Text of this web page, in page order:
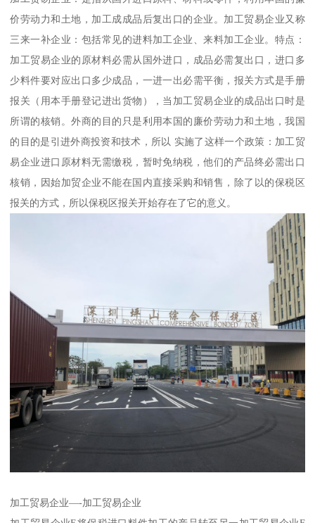
价劳动力和土地，加工成成品后复出口的企业。加工贸易企业又称
三来一补企业：包括常见的进料加工企业、来料加工企业。特点：
加工贸易企业的原材料必需从国外进口，成品必需复出口，进口多
少料件要对应出口多少成品，一进一出必需平衡，报关方式是手册
报关（用本手册登记进出货物），当加工贸易企业的成品出口时是
所谓的核销。外商的目的只是利用本国的廉价劳动力和土地，我国
的目的是引进外商投资和技术，所以 实施了这样一个政策：加工贸
易企业进口原材料无需缴税，暂时免纳税，他们的产品终必需出口
核销，因始加贸企业不能在国内直接采购和销售，除了以的保税区
报关的方式，所以保税区报关开始存在了它的意义。
加工贸易企业—-加工贸易企业